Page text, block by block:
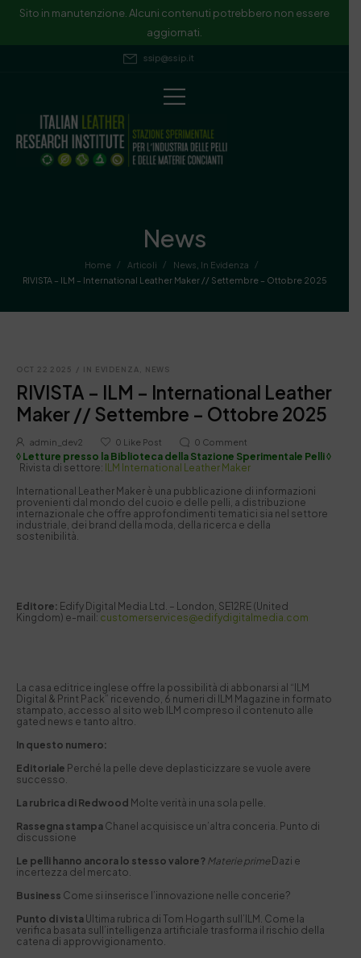
Sito in manutenzione. Alcuni contenuti potrebbero non essere
aggiornati.
ssip@ssip.it
News
Home / Articoli / News In Evidenza
/
RIVISTA – ILM – International Leather Maker // Settembre – Ottobre 2025
OCT 22 2025 / IN EVIDENZA, NEWS
RIVISTA – ILM – International Leather
Maker // Settembre – Ottobre 2025
admin_dev2 0 Like Post 0 Comment
◊ Letture presso la Biblioteca della Stazione Sperimentale Pelli ◊
Rivista di settore: ILM International Leather Maker
International Leather Maker è una pubblicazione di informazioni
provenienti dal mondo del cuoio e delle pelli, a distribuzione
internazionale che offre approfondimenti tematici sia nel settore
industriale, dei brand della moda, della ricerca e della
sostenibilità.
Editore: Edify Digital Media Ltd. – London, SE12RE (United
Kingdom) e-mail: customerservices@edifydigitalmedia.com
La casa editrice inglese offre la possibilità di abbonarsi al “ILM
Digital & Print Pack” ricevendo, 6 numeri di ILM Magazine in formato
stampato, accesso al sito web ILM compreso il contenuto alle
gated news e tanto altro.
In questo numero:
Editoriale Perché la pelle deve deplasticizzare se vuole avere
successo.
La rubrica di Redwood Molte verità in una sola pelle.
Rassegna stampa Chanel acquisisce un’altra conceria. Punto di
discussione
Le pelli hanno ancora lo stesso valore? Materie primeDazi e
incertezza del mercato.
Business Come si inserisce l’innovazione nelle concerie?
Punto di vista Ultima rubrica di Tom Hogarth sull’ILM. Come la
verifica basata sull’intelligenza artificiale trasforma il rischio della
catena di approvvigionamento.